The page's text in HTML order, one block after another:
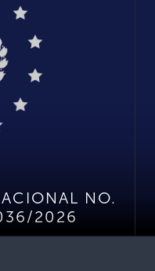
NO.
2026